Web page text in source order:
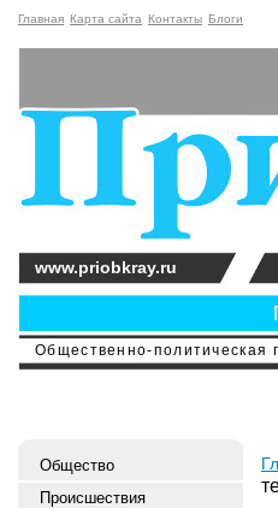
Главная Карта сайта Контакты Блоги
Общественно-политическая
www.priobkray.ru
Общество
Происшествия